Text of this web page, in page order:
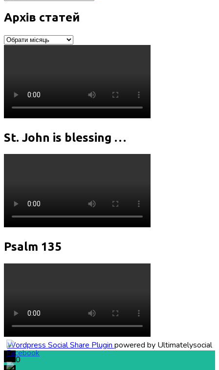
Архів статей
Архів
St. John is blessing …
Psalm 135
Wordpress Social Share Plugin powered by Ultimatelysocial
0